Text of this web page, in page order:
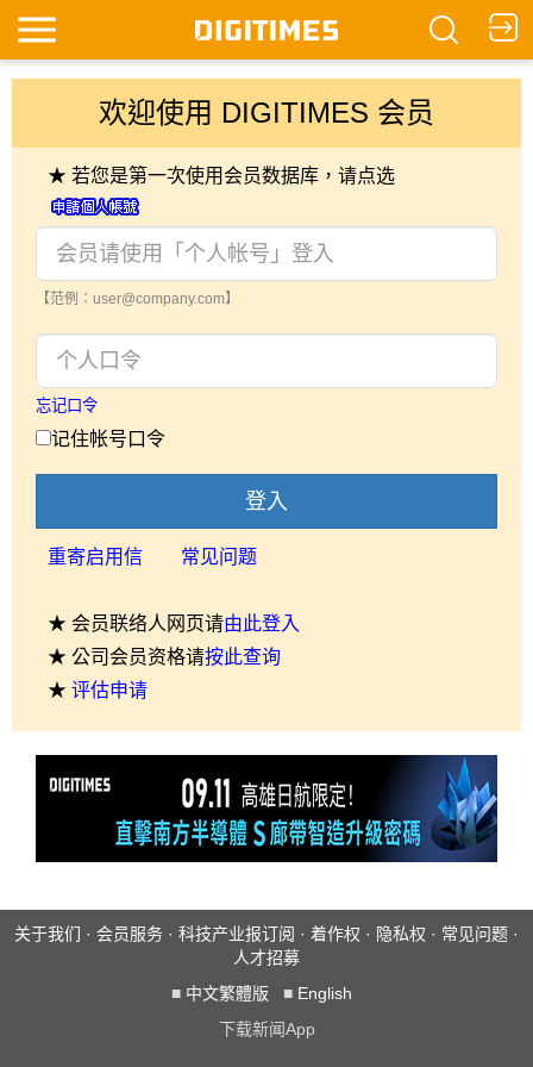
欢迎使用 DIGITIMES 会员
★ 若您是第一次使用会员数据库，请点选
【范例：user@company.com】
忘记口令
记住帐号口令
登入
重寄启用信 常见问题
★ 会员联络人网页请由此登入
★ 公司会员资格请按此查询
★ 评估申请
关于我们 · 会员服务 · 科技产业报订阅 · 着作权 · 隐私权 · 常见问题 ·
人才招募
■ 中文繁體版 ■ English
下载新闻App